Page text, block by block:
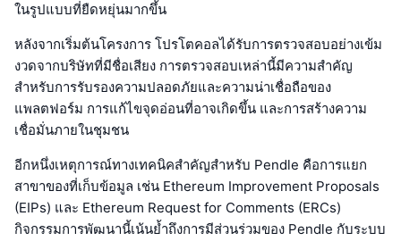
ในรูปแบบที่ยืดหยุ่นมากขึ้น
หลังจากเริ่มต้นโครงการ โปรโตคอลได้รับการตรวจสอบอย่างเข้ม
งวดจากบริษัทที่มีชื่อเสียง การตรวจสอบเหล่านี้มีความสำคัญ
สำหรับการรับรองความปลอดภัยและความน่าเชื่อถือของ
แพลตฟอร์ม การแก้ไขจุดอ่อนที่อาจเกิดขึ้น และการสร้างความ
เชื่อมั่นภายในชุมชน
อีกหนึ่งเหตุการณ์ทางเทคนิคสำคัญสำหรับ Pendle คือการแยก
สาขาของที่เก็บข้อมูล เช่น Ethereum Improvement Proposals
(EIPs) และ Ethereum Request for Comments (ERCs)
กิจกรรมการพัฒนานี้เน้นย้ำถึงการมีส่วนร่วมของ Pendle กับระบบ